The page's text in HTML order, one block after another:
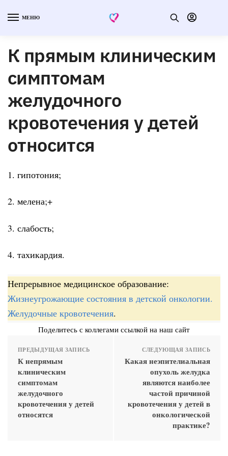
МЕНЮ
К прямым клиническим
симптомам
желудочного
кровотечения у детей
относится
1. гипотония;
2. мелена;+
3. слабость;
4. тахикардия.
Непрерывное медицинское образование:
Жизнеугрожающие состояния в детской онкологии.
Желудочные кровотечения.
Поделитесь с коллегами ссылкой на наш сайт
ПРЕДЫДУЩАЯ ЗАПИСЬ
К непрямым
клиническим
симптомам
желудочного
кровотечения у детей
относятся
СЛЕДУЮЩАЯ ЗАПИСЬ
Какая неэпителиальная
опухоль желудка
являются наиболее
частой причиной
кровотечения у детей в
онкологической
практике?